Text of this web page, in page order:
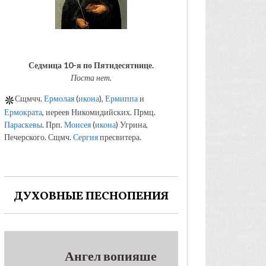
Седмица 10-я по Пятидесятнице.
Поста нет.
Сщмчч.Ермолая(икона), Ермиппаи
Ермократа, иереев Никомидийских. Прмц.
Параскевы. Прп.Моисея(икона) Угрина,
Печерского. Сщмч.Сергияпресвитера.
ДУХОВНЫЕ ПЕСНОПЕНИЯ
Ангел вопияше